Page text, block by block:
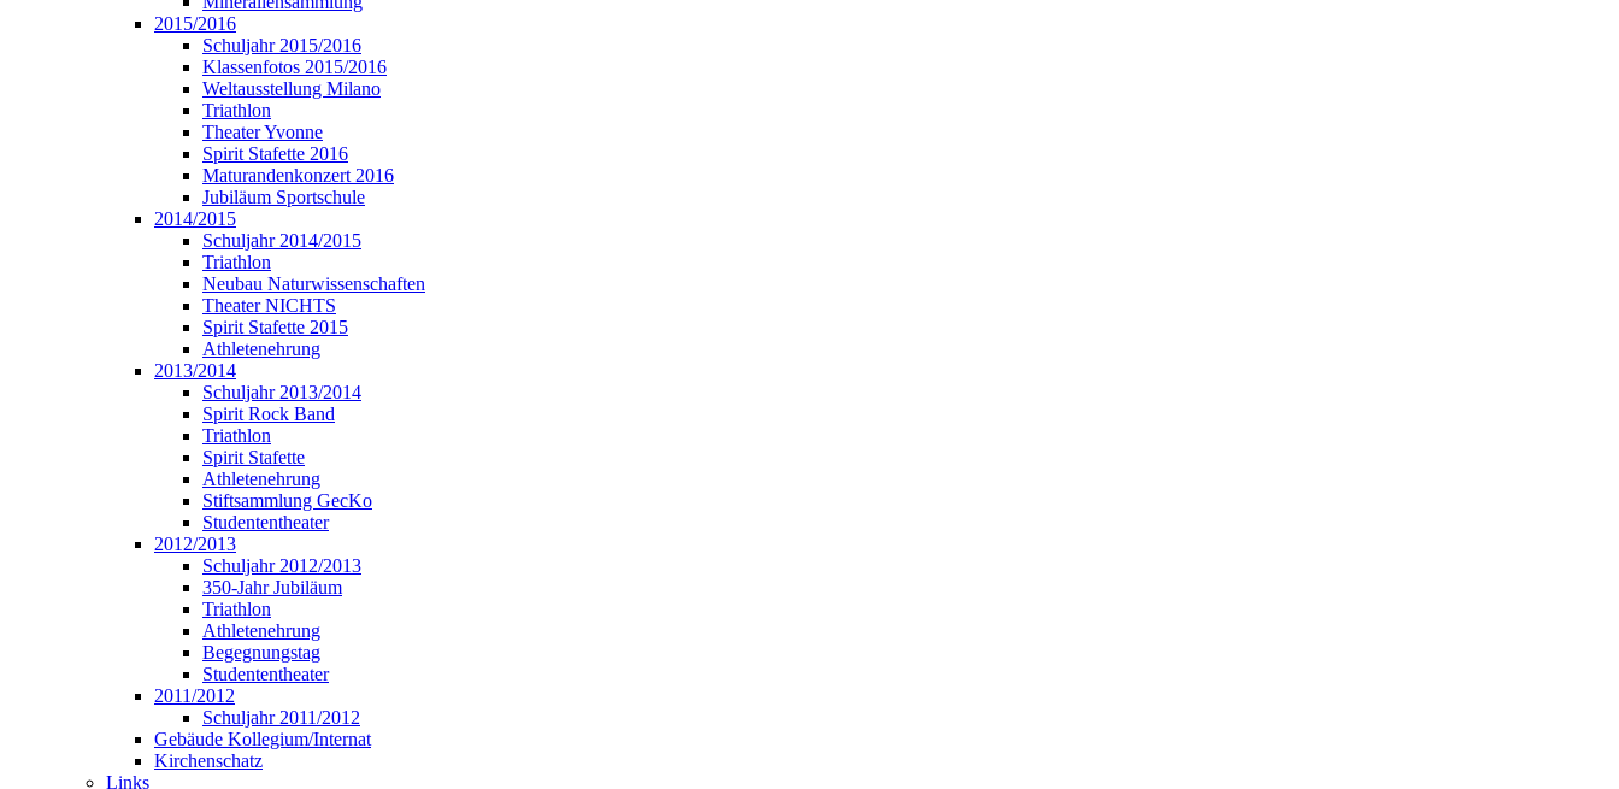
2015/2016
Schuljahr 2015/2016
Klassenfotos 2015/2016
Weltausstellung Milano
Triathlon
Theater Yvonne
Spirit Stafette 2016
Maturandenkonzert 2016
Jubiläum Sportschule
2014/2015
Schuljahr 2014/2015
Triathlon
Neubau Naturwissenschaften
Theater NICHTS
Spirit Stafette 2015
Athletenehrung
2013/2014
Schuljahr 2013/2014
Spirit Rock Band
Triathlon
Spirit Stafette
Athletenehrung
Stiftsammlung GecKo
Studententheater
2012/2013
Schuljahr 2012/2013
350-Jahr Jubiläum
Triathlon
Athletenehrung
Begegnungstag
Studententheater
2011/2012
Schuljahr 2011/2012
Gebäude Kollegium/Internat
Kirchenschatz
Links